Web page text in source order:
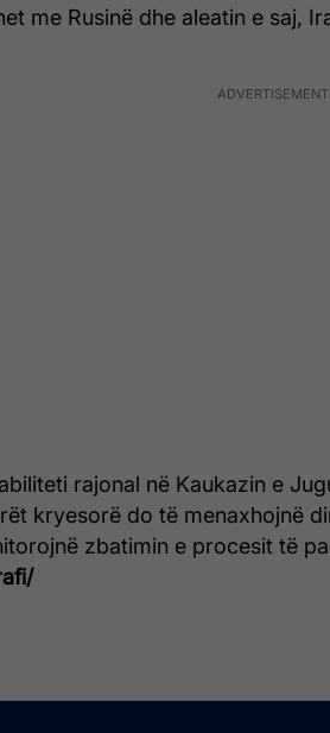
me Rusinë dhe aleatin e saj,
rajonal në Kaukazin e
kryesorë do të menaxhojnë
zbatimin e procesit të